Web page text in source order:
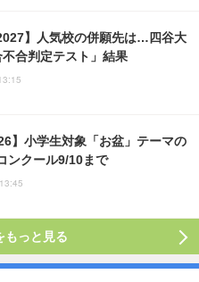
】人気校の併願先は…四谷大
合判定テスト」結果
】小学生対象「お盆」テーマの
ンクール9/10まで
もっと見る